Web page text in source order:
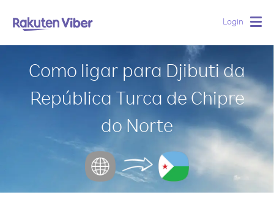
Login
Como ligar para Djibuti da
República Turca de Chipre
do Norte